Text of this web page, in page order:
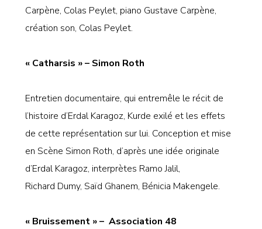
Carpène, Colas Peylet, piano Gustave Carpène,
création son, Colas Peylet.
« Catharsis » – Simon Roth
Entretien documentaire, qui entremêle le récit de
l’histoire d’Erdal Karagoz, Kurde exilé et les effets
de cette représentation sur lui. Conception et mise
en Scène Simon Roth, d’après une idée originale
d’Erdal Karagoz, interprètes Ramo Jalil,
Richard Dumy, Saïd Ghanem, Bénicia Makengele.
« Bruissement » – Association 48